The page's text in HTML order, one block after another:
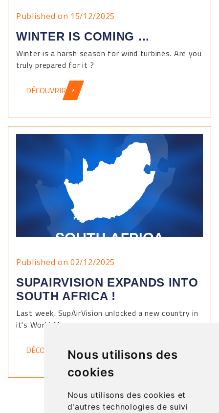
Nous utilisons des
cookies
Nous utilisons des cookies et
d'autres technologies de suivi
Published on 15/12/2025
WINTER IS COMING ...
Winter is a harsh season for wind turbines. Are you
truly prepared for it ?
DÉCOUVRIR
Published on 02/12/2025
SUPAIRVISION EXPANDS INTO
SOUTH AFRICA !
Last week, SupAirVision unlocked a new country in
it's World Map.
DÉCOUVRIR